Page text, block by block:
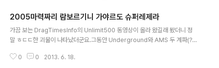
2005마력짜리 람보르기니 가야르도 슈퍼레제라
가끔 보는 DragTimesInfo의 Unlimit500 동영상이 올라 왔길래 봤더니 정
말 ㅎㄷㄷ한 괴물이 나타났더군요.그동안 Underground와 AMS 두 계파(?)
00마력대도 아니고... 2,000마력대의 람보로... 조만간 두 라이벌간의 고속도
0 0 2013. 6. 18.